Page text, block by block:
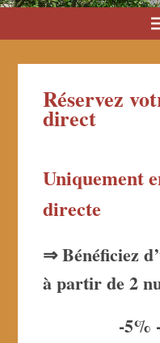
Réservez
direct
Uniquement
directe
⇒ Bénéficiez
à partir de 2
-5%